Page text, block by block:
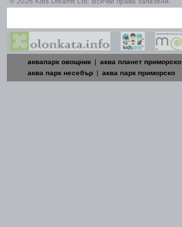
аквапарк овощник | аква планет приморско
аква парк несебър | аква парк приморско